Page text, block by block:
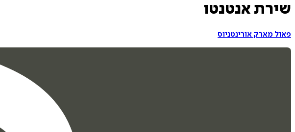
שירת אנטנטו
פאול מארק אורינטניוס